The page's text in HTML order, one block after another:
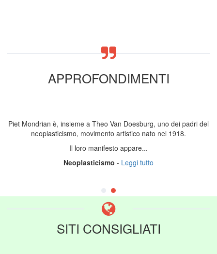
APPROFONDIMENTI
Piet Mondrian è, insieme a Theo Van Doesburg, uno dei padri del
neoplasticismo, movimento artistico nato nel 1918.
Il loro manifesto appare...
Neoplasticismo - Leggi tutto
SITI CONSIGLIATI